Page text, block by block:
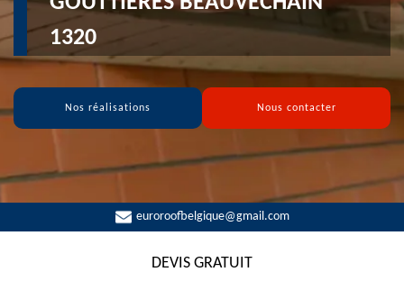
1320
Nos réalisations Nous contacter
euroroofbelgique@gmail.com
DEVIS GRATUIT